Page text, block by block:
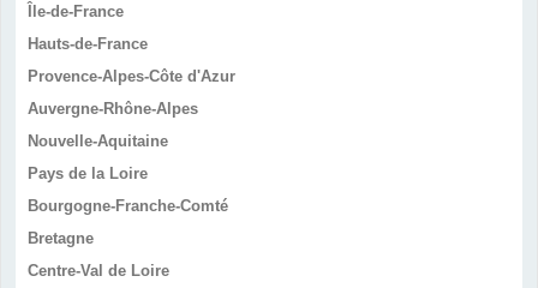
Île-de-France
Hauts-de-France
Provence-Alpes-Côte d'Azur
Auvergne-Rhône-Alpes
Nouvelle-Aquitaine
Pays de la Loire
Bourgogne-Franche-Comté
Bretagne
Centre-Val de Loire